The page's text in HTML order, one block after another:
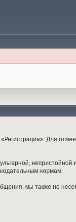
Для
нормам.
мы также не